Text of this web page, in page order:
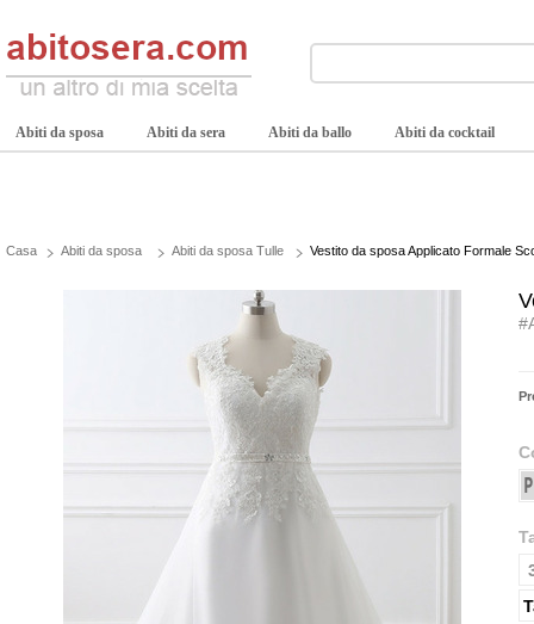
Abiti da sposa Abiti da sera Abiti da ballo Abiti da cocktail
Casa Abiti da sposa Abiti da sposa Tulle Vestito da sposa Applicato Formale